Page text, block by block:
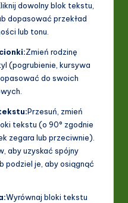
dowolny blok tekstu,
dopasować przekład
lub tonu.
Zmień rodzinę
(pogrubienie, kursywa
do swoich
Przesuń, zmień
tekstu (o 90° zgodnie
zegara lub przeciwnie).
aby uzyskać spójny
podziel je, aby osiągnąć
Wyrównaj bloki tekstu